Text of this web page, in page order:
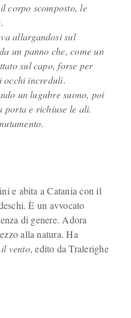
corpo scomposto, le
.
allargandosi sul
un panno che, come un
sul capo, forse per
occhi increduli.
un lugubre suono, poi
porta e richiuse le ali.
.
e abita a Catania con il
È un avvocato
di genere. Adora
alla natura. Ha
vento, edito da Tralerighe